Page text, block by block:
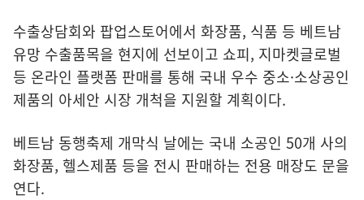
수출상담회와 팝업스토어에서 화장품, 식품 등 베트남
유망 수출품목을 현지에 선보이고 쇼피, 지마켓글로벌
등 온라인 플랫폼 판매를 통해 국내 우수 중소·소상공인
제품의 아세안 시장 개척을 지원할 계획이다.
베트남 동행축제 개막식 날에는 국내 소공인 50개 사의
화장품, 헬스제품 등을 전시 판매하는 전용 매장도 문을
연다.